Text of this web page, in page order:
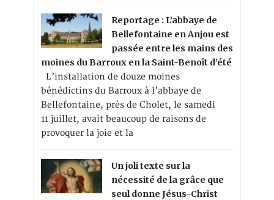
Reportage : L’abbaye de
Bellefontaine en Anjou est
passée entre les mains des
moines du Barroux en la Saint-Benoît d’été
L’installation de douze moines
bénédictins du Barroux à l’abbaye de
Bellefontaine, près de Cholet, le samedi
11 juillet, avait beaucoup de raisons de
provoquer la joie et la
Un joli texte sur la
nécessité de la grâce que
seul donne Jésus-Christ